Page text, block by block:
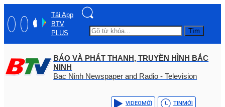
Tải App
BTV
PLUS
Tìm
BÁO VÀ PHÁT THANH, TRUYỀN HÌNH BẮC
NINH
Bac Ninh Newspaper and Radio - Television
VIDEOMỚI TINMỚI